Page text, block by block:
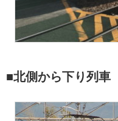
■北側から下り列車